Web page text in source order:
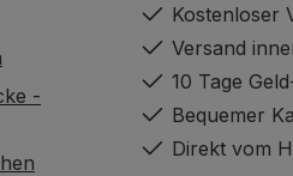
-
Kostenloser
Versand
10 Tage
Bequemer
Direkt vom